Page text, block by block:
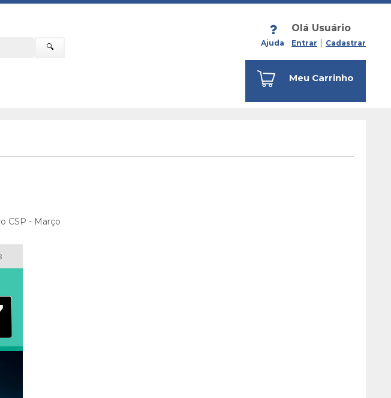
🔍 Ajuda
Olá Usuário
Entrar Cadastrar
Meu Carrinho
CSP - Março